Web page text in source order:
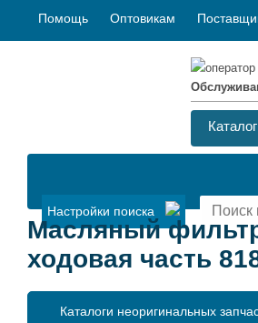
Помощь Оптовикам
Настройки поиска
Масляный
ходовая часть
Каталоги неоригинальных